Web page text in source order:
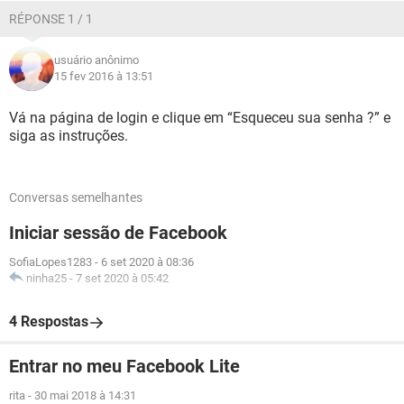
RÉPONSE 1 / 1
usuário anônimo
15 fev 2016 à 13:51
Vá na página de login e clique em “Esqueceu sua senha ?” e
siga as instruções.
Conversas semelhantes
Iniciar sessão de Facebook
SofiaLopes1283 - 6 set 2020 à 08:36
ninha25 - 7 set 2020 à 05:42
4 Respostas
Entrar no meu Facebook Lite
rita - 30 mai 2018 à 14:31